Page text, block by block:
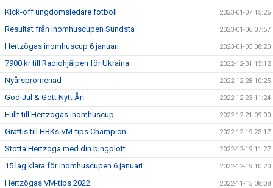
Kick-off ungdomsledare fotboll 2023-01-07 15:26
Resultat från Inomhuscupen Sundsta 2023-01-06 07:57
Hertzögas inomhuscup 6 januari 2023-01-05 08:20
7900 kr till Radiohjälpen för Ukraina 2022-12-31 15:12
Nyårspromenad 2022-12-28 10:25
God Jul & Gott Nytt År! 2022-12-23 11:24
Fullt till Hertzögas inomhuscup 2022-12-21 09:00
Grattis till HBKs VM-tips Champion 2022-12-19 23:17
Stötta Hertzöga med din bingolott 2022-12-19 11:27
15 lag klara för inomhuscupen 6 januari 2022-12-19 10:20
Hertzögas VM-tips 2022 2022-11-15 08:08